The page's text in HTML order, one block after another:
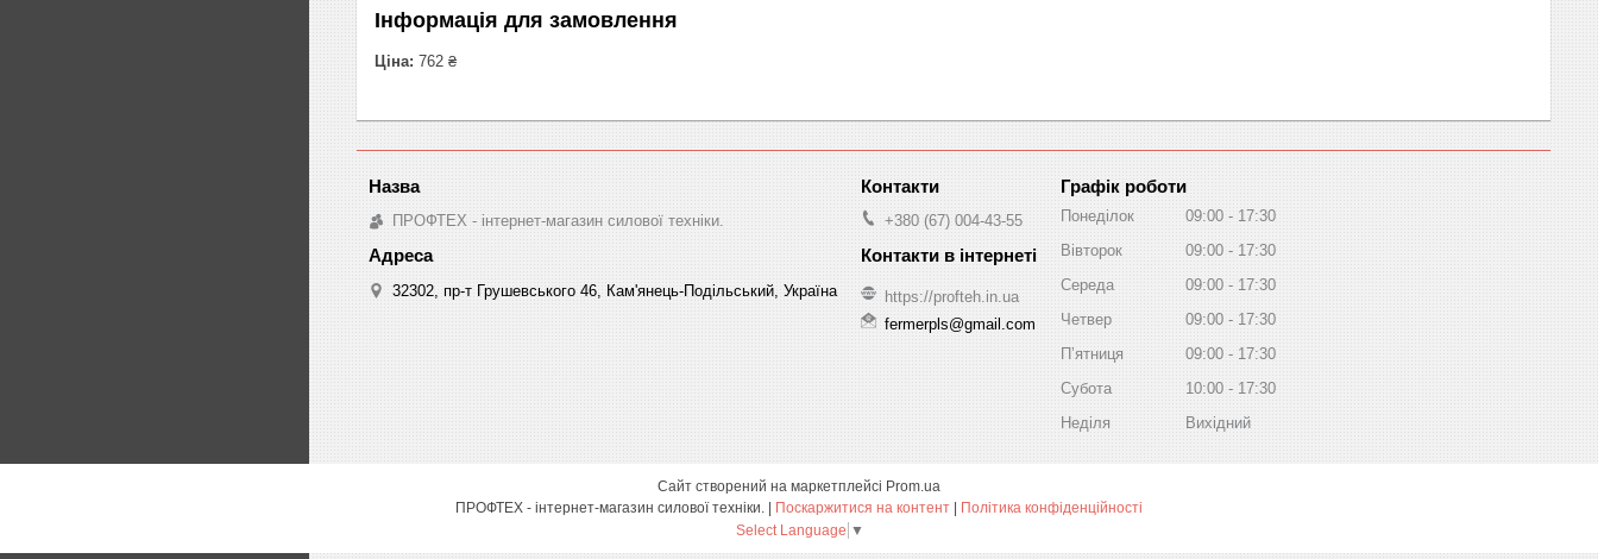
Інформація для замовлення
Ціна: 762 ₴
ПРОФТЕХ - інтернет-магазин силової техніки.
32302, пр-т Грушевського 46, Кам'янець-Подільський, Україна
+380 (67) 004-43-55
https://profteh.in.ua
fermerpls@gmail.com
Графік роботи
Понеділок 09:00
17:30
Вівторок
09:00
17:30
Середа
09:00
17:30
Четвер
09:00
17:30
Пʼятниця
09:00
17:30
Субота
10:00
17:30
Неділя
Вихідний
Сайт створений на маркетплейсі Prom.ua
Поскаржитися на контент
Політика конфіденційності
Select Language ▼